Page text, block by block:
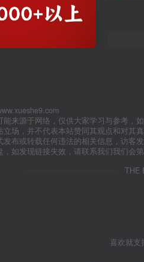
来源于网络，仅供大家学习与参考，
场，并不代表本站赞同其观点和对其真
布或转载任何违法的相关信息，访客发
如发现链接失效，请联系我们我们会第
THE
喜欢就支